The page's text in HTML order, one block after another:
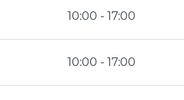
10:00 - 17:00
10:00 - 17:00